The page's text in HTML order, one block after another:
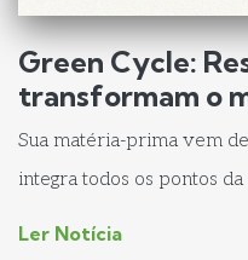
Green Cycle:
transformam o
Sua matéria-prima vem
integra todos os pontos
Ler Notícia